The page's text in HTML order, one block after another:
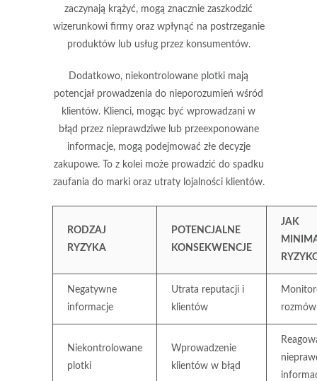
zaczynają krążyć, mogą znacznie zaszkodzić
wizerunkowi firmyoraz wpłynąć na postrzeganie
produktów lub usług przez konsumentów.
Dodatkowo, niekontrolowane plotki mają
potencjał prowadzenia do nieporozumień wśród
klientów. Klienci, mogąc być wprowadzani w
błąd przez nieprawdziwe lub przeexponowane
informacje, mogą podejmować złe decyzje
zakupowe. To z kolei może prowadzić do spadku
zaufania do marki oraz utraty lojalności klientów.
RODZAJ
RYZYKA
POTENCJALNE
KONSEKWENCJE
JAK
Negatywne
informacje
Utrata reputacji i
klientów
Niekontrolowane
plotki
Wprowadzenie
klientów w błąd